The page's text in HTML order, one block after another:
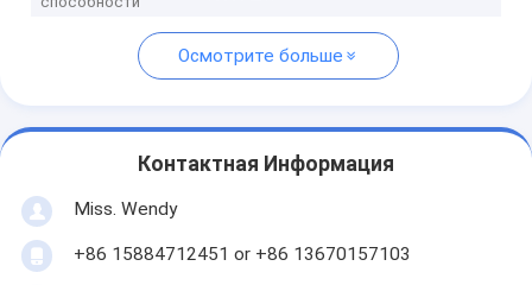
Осмотрите больше
Контактная Информация
Miss. Wendy
+86 15884712451 or +86 13670157103